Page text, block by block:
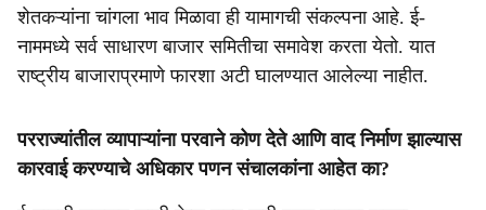
शेतकऱ्यांना चांगला भाव मिळावा ही यामागची संकल्पना आहे. ई-
नाममध्ये सर्व साधारण बाजार समितीचा समावेश करता येतो. यात
राष्ट्रीय बाजाराप्रमाणे फारशा अटी घालण्यात आलेल्या नाहीत.
परराज्यांतील व्यापाऱ्यांना परवाने कोण देते आणि वाद निर्माण झाल्यास
कारवाई करण्याचे अधिकार पणन संचालकांना आहेत का?